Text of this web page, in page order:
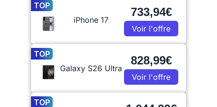
TOP
iPhone 17
733,94€
Voir l'offre
TOP
Galaxy S26 Ultra
828,99€
Voir l'offre
TOP